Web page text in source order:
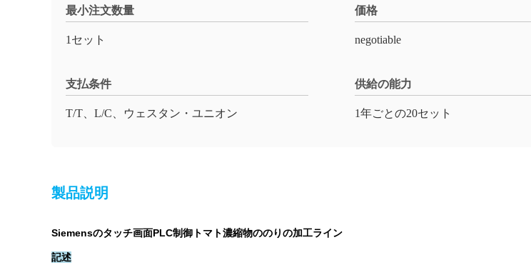
最小注文数量
1セット
価格
negotiable
支払条件
T/T、L/C、ウェスタン・ユニオン
供給の能力
1年ごとの20セット
製品説明
Siemensのタッチ画面PLC制御トマト濃縮物ののりの加工ライン
記述